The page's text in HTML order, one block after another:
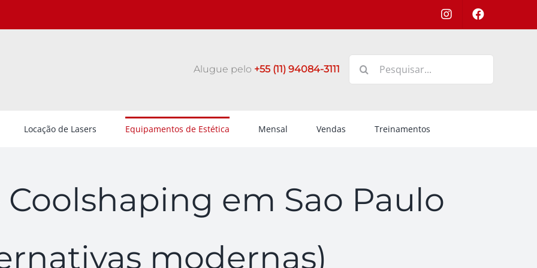
Alugue pelo +55 (11) 94084-3111
resultados
Locação de Lasers Equipamentos de Estética Mensal Vendas Treinamentos
em Sao Paulo
modernas)